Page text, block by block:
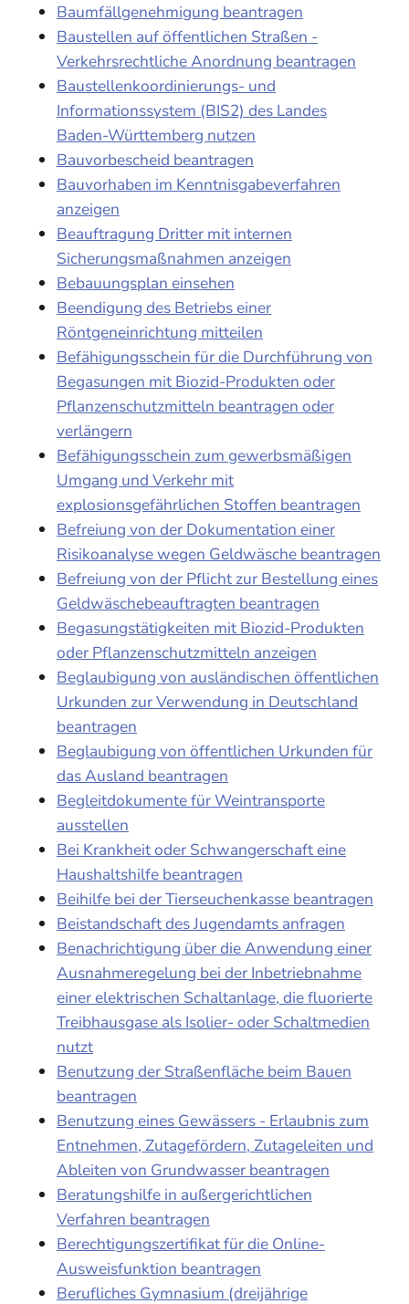
Baumfällgenehmigung beantragen
Baustellen auf öffentlichen Straßen -
Verkehrsrechtliche Anordnung beantragen
Baustellenkoordinierungs- und
Informationssystem (BIS2) des Landes
Baden-Württemberg nutzen
Bauvorbescheid beantragen
Bauvorhaben im Kenntnisgabeverfahren
anzeigen
Beauftragung Dritter mit internen
Sicherungsmaßnahmen anzeigen
Bebauungsplan einsehen
Beendigung des Betriebs einer
Röntgeneinrichtung mitteilen
Befähigungsschein für die Durchführung von
Begasungen mit Biozid-Produkten oder
Pflanzenschutzmitteln beantragen oder
verlängern
Befähigungsschein zum gewerbsmäßigen
Umgang und Verkehr mit
explosionsgefährlichen Stoffen beantragen
Befreiung von der Dokumentation einer
Risikoanalyse wegen Geldwäsche beantragen
Befreiung von der Pflicht zur Bestellung eines
Geldwäschebeauftragten beantragen
Begasungstätigkeiten mit Biozid-Produkten
oder Pflanzenschutzmitteln anzeigen
Beglaubigung von ausländischen öffentlichen
Urkunden zur Verwendung in Deutschland
beantragen
Beglaubigung von öffentlichen Urkunden für
das Ausland beantragen
Begleitdokumente für Weintransporte
ausstellen
Bei Krankheit oder Schwangerschaft eine
Haushaltshilfe beantragen
Beihilfe bei der Tierseuchenkasse beantragen
Beistandschaft des Jugendamts anfragen
Benachrichtigung über die Anwendung einer
Ausnahmeregelung bei der Inbetriebnahme
einer elektrischen Schaltanlage, die fluorierte
Treibhausgase als Isolier- oder Schaltmedien
nutzt
Benutzung der Straßenfläche beim Bauen
beantragen
Benutzung eines Gewässers - Erlaubnis zum
Entnehmen, Zutagefördern, Zutageleiten und
Ableiten von Grundwasser beantragen
Beratungshilfe in außergerichtlichen
Verfahren beantragen
Berechtigungszertifikat für die Online-
Ausweisfunktion beantragen
Berufliches Gymnasium (dreijährige